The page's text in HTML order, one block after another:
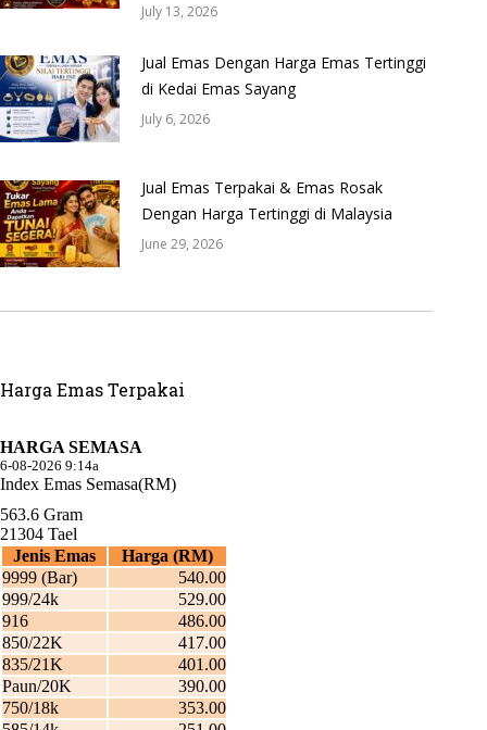
July 13, 2026
Jual Emas Dengan Harga Emas Tertinggi
di Kedai Emas Sayang
July 6, 2026
Jual Emas Terpakai & Emas Rosak
Dengan Harga Tertinggi di Malaysia
June 29, 2026
Harga Emas Terpakai